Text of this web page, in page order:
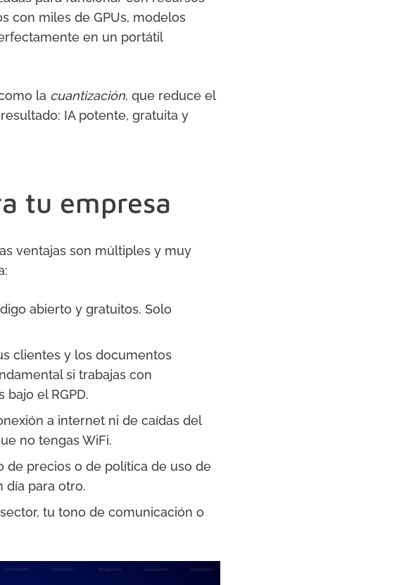
con miles de GPUs, modelos
en un portátil
la cuantización, que reduce el
IA potente, gratuita y
tu empresa
ventajas son múltiples y muy
abierto y gratuitos. Solo
clientes y los documentos
si trabajas con
el RGPD.
a internet ni de caídas del
no tengas WiFi.
de precios o de política de uso de
día para otro.
tu tono de comunicación o